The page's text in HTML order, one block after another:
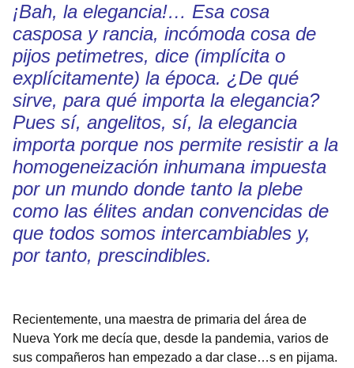
¡Bah, la elegancia!… Esa cosa
casposa y rancia, incómoda cosa de
pijos petimetres, dice (implícita o
explícitamente) la época. ¿De qué
sirve, para qué importa la elegancia?
Pues sí, angelitos, sí, la elegancia
importa porque nos permite resistir a la
homogeneización inhumana impuesta
por un mundo donde tanto la plebe
como las élites andan convencidas de
que todos somos intercambiables y,
por tanto, prescindibles.
Recientemente, una maestra de primaria del área de
Nueva York me decía que, desde la pandemia, varios de
sus compañeros han empezado a dar clase…s en pijama.